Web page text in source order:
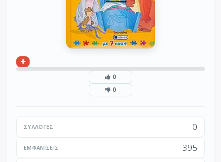
0
0
ΣΥΛΛΟΓΈΣ 0
ΕΜΦΑΝΊΣΕΙΣ 395